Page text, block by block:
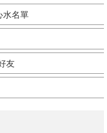
水名單
友